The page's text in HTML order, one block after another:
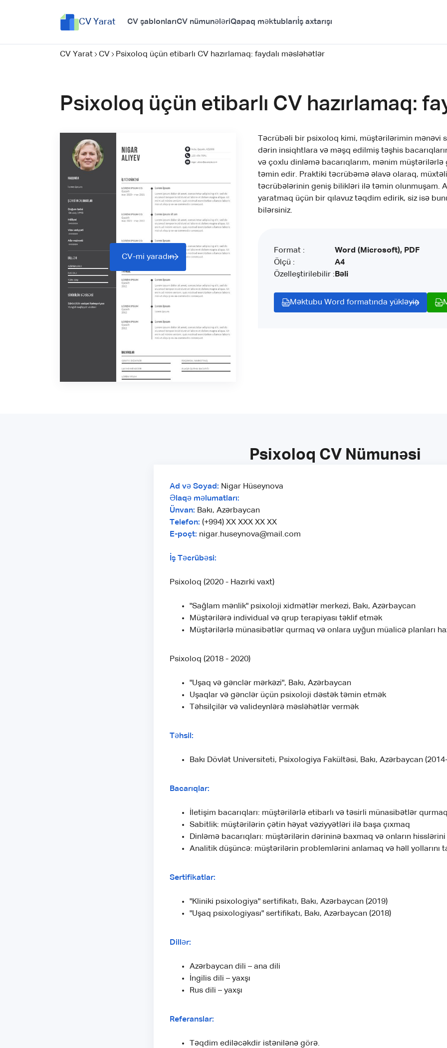
CV Yarat CV şablonlarıCV nümunələriQapaq məktubları İş axtarışı
CV Yarat CV Psixoloq üçün etibarlı CV hazırlamaq: faydalı məsləhətlər
Psixoloq üçün etibarlı CV hazırlamaq:
CV-mi yaradın
Təcrübəli bir psixoloq kimi, müştərilərimin mənəvi
dərin insiqhtlara və məşq edilmiş təşhis
və çoxlu dinləmə bacarıqlarım, mənim müştərilərlə
təmin edir. Praktiki təcrübəmə əlavə olaraq,
təcrübələrinin geniş bilikləri ilə təmin olunmuşam.
yaratmaq üçün bir qılavuz təqdim edirik, siz isə
bilərsiniz.
Format :
Ölçü :
Özelleştirilebilir :
Word (Microsoft), PDF
A4
Bəli
Məktubu Word formatında yükləyin
Psixoloq CV Nümunəsi
Ad və Soyad: Nigar Hüseynova
Əlaqə məlumatları:
Ünvan: Bakı, Azərbaycan
Telefon: (+994) XX XXX XX XX
E-poçt: nigar.huseynova@mail.com
İş Təcrübəsi:
Psixoloq (2020 - Hazırki vaxt)
"Sağlam mənlik" psixoloji xidmətlər merkezi, Bakı, Azərbaycan
Müştərilərə individual və qrup terapiyası təklif etmək
Müştərilərlə münasibətlər qurmaq və onlara uyğun müalicə planları
Psixoloq (2018 - 2020)
"Uşaq və gənclər mərkəzi", Bakı, Azərbaycan
Uşaqlar və gənclər üçün psixoloji dəstək təmin etmək
Təhsilçilər və valideynlərə məsləhətlər vermək
Təhsil:
Bakı Dövlət Universiteti, Psixologiya Fakültəsi, Bakı, Azərbaycan
Bacarıqlar:
İletişim bacarıqları: müştərilərlə etibarlı və təsirli münasibətlər qurmaq
Sabitlik: müştərilərin çətin həyat vəziyyətləri ilə başa çıxmaq
Dinləmə bacarıqları: müştərilərin dərininə baxmaq və onların
Analitik düşüncə: müştərilərin problemlərini anlamaq və həll yollarını
Sertifikatlar:
"Kliniki psixologiya" sertifikatı, Bakı, Azərbaycan (2019)
"Uşaq psixologiyası" sertifikatı, Bakı, Azərbaycan (2018)
Dillər:
Azərbaycan dili – ana dili
İngilis dili – yaxşı
Rus dili – yaxşı
Referanslar:
Təqdim ediləcəkdir istənilənə görə.